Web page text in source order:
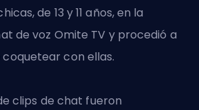
de 13 y 11 años, en la
de voz Omite TV y procedió a
con ellas.
clips de chat fueron